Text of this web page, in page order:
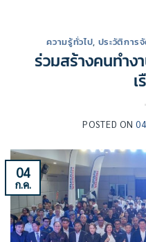
ความรู้ทั่วไป, ประวัติการ
ร่วมสร้างคนทำง
เ
POSTED ON
04
ก.ค.